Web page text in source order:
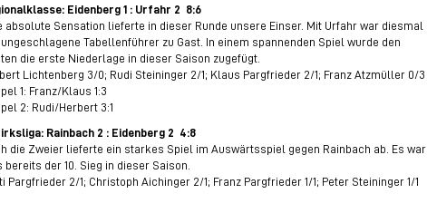
Eidenberg 1 : Urfahr 2 8:6
absolute Sensation lieferte in dieser Runde unsere Einser. Mit Urfahr war diesmal
Tabellenführer zu Gast. In einem spannenden Spiel wurde den
die erste Niederlage in dieser Saison zugefügt.
Lichtenberg 3/0; Rudi Steininger 2/1; Klaus Pargfrieder 2/1; Franz Atzmüller 0/3
1: Franz/Klaus 1:3
2: Rudi/Herbert 3:1
Rainbach 2 : Eidenberg 2 4:8
die Zweier lieferte ein starkes Spiel im Auswärtsspiel gegen Rainbach ab. Es war
bereits der 10. Sieg in dieser Saison.
Pargfrieder 2/1; Christoph Aichinger 2/1; Franz Pargfrieder 1/1; Peter Steininger 1/1